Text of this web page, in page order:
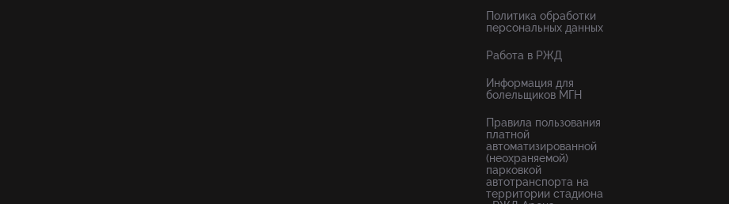
Политика обработки
персональных данных
Работа в РЖД
Информация для
болельщиков МГН
Правила пользования
платной
автоматизированной
(неохраняемой)
парковкой
автотранспорта на
территории стадиона